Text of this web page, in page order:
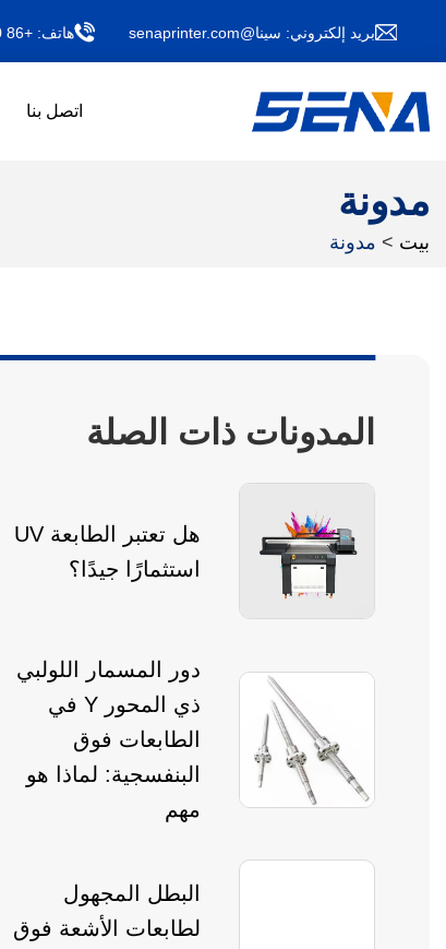
بريد إلكتروني: سينا@senaprinter.com هاتف: +86 13011708220
اتصل بنا
مدونة
بيت > مدونة
المدونات ذات الصلة
هل تعتبر الطابعة UV
استثمارًا جيدًا؟
دور المسمار اللولبي
ذي المحور Y في
الطابعات فوق
البنفسجية: لماذا هو
مهم
البطل المجهول
لطابعات الأشعة فوق